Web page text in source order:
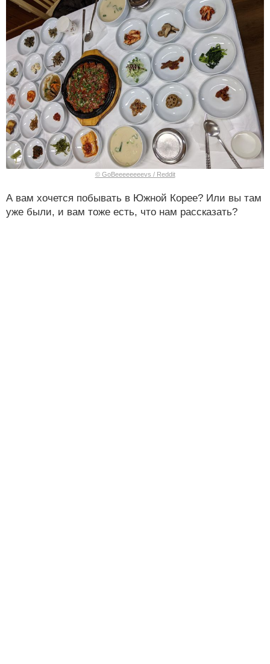
© GoBeeeeeeeevs / Reddit
А вам хочется побывать в Южной Корее? Или вы там
уже были, и вам тоже есть, что нам рассказать?